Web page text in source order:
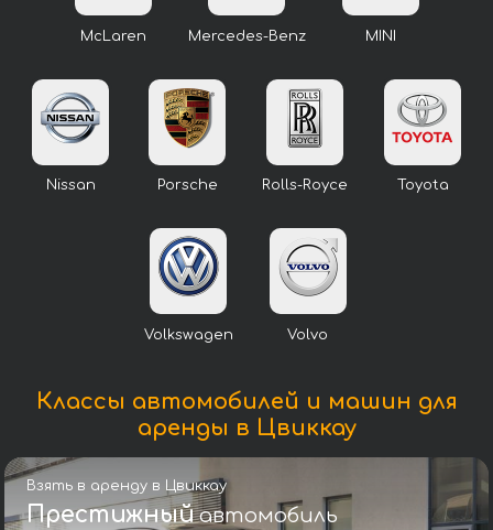
McLaren Mercedes-Benz MINI
Nissan Porsche Rolls-Royce Toyota
Volkswagen Volvo
Классы автомобилей и машин для
аренды в Цвиккау
Взять в аренду в Цвиккау
Престижныйавтомобиль